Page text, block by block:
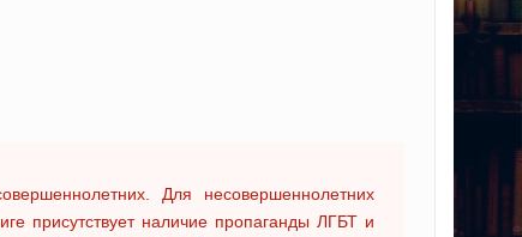
Для несовершеннолетних
присутствует наличие пропаганды ЛГБТ и